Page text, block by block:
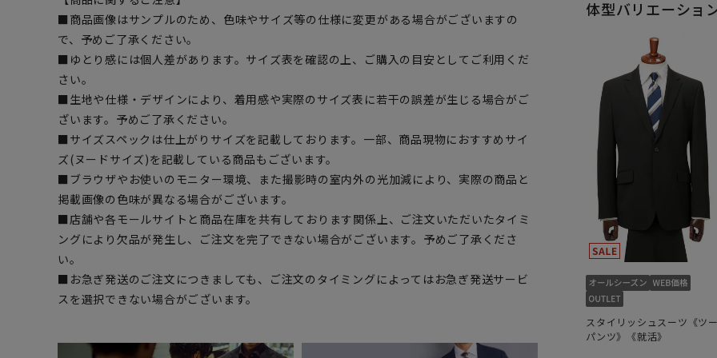
■商品画像はサンプルのため、色味やサイズ等の仕様に変更がある場合がございますの
で、予めご了承ください。
■ゆとり感には個人差があります。サイズ表を確認の上、ご購入の目安としてご利用くだ
さい。
■生地や仕様・デザインにより、着用感や実際のサイズ表に若干の誤差が生じる場合がご
ざいます。予めご了承ください。
■サイズスペックは仕上がりサイズを記載しております。一部、商品現物におすすめサイ
ズ(ヌードサイズ)を記載している商品もございます。
■ブラウザやお使いのモニター環境、また撮影時の室内外の光加減により、実際の商品と
掲載画像の色味が異なる場合がございます。
■店舗や各モールサイトと商品在庫を共有しております関係上、ご注文いただいたタイミ
ングにより欠品が発生し、ご注文を完了できない場合がございます。予めご了承くださ
い。
■お急ぎ発送のご注文につきましても、ご注文のタイミングによってはお急ぎ発送サービ
スを選択できない場合がございます。
体型バリエーショ
スタイリッシュスーツ《ツ
パンツ》《就活》